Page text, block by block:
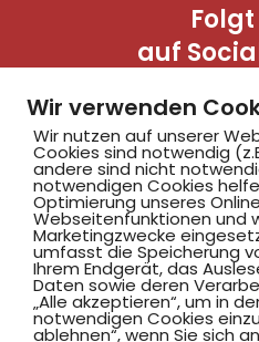
auf
Hammer
Am
Wir verwenden
Wir nutzen auf unserer
Cookies sind notwendig
andere sind nicht
notwendigen Cookies
Optimierung unseres
Webseitenfunktionen und
Marketingzwecke
umfasst die Speicherung
Ihrem Endgerät, das
Daten sowie deren
„Alle akzeptieren“, um in
notwendigen Cookies
ablehnen“, wenn Sie sich